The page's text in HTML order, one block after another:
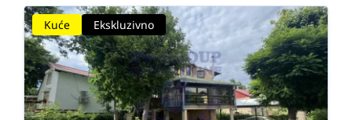
Kuće Ekskluzivno